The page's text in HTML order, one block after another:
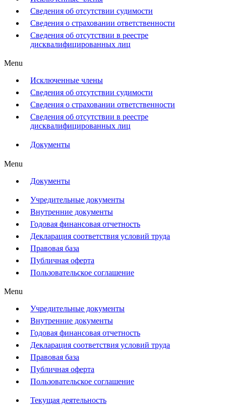
Сведения об отсутствии судимости
Сведения о страховании ответственности
Сведения об отсутствии в реестре
дисквалифицированных лиц
Menu
Исключенные члены
Сведения об отсутствии судимости
Сведения о страховании ответственности
Сведения об отсутствии в реестре
дисквалифицированных лиц
Документы
Menu
Документы
Учредительные документы
Внутренние документы
Годовая финансовая отчетность
Декларация соответствия условий труда
Правовая база
Публичная оферта
Пользовательское соглашение
Menu
Учредительные документы
Внутренние документы
Годовая финансовая отчетность
Декларация соответствия условий труда
Правовая база
Публичная оферта
Пользовательское соглашение
Текущая деятельность